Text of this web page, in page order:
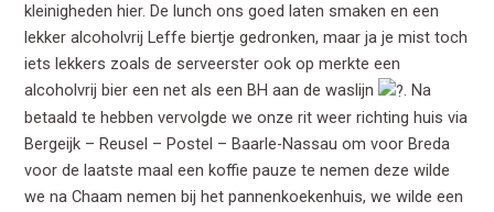
kleinigheden hier. De lunch ons goed laten smaken en een
lekker alcoholvrij Leffe biertje gedronken, maar ja je mist toch
iets lekkers zoals de serveerster ook op merkte een
alcoholvrij bier een net als een BH aan de waslijn
. Na
betaald te hebben vervolgde we onze rit weer richting huis via
Bergeijk – Reusel – Postel – Baarle-Nassau om voor Breda
voor de laatste maal een koffie pauze te nemen deze wilde
we na Chaam nemen bij het pannenkoekenhuis, we wilde een